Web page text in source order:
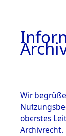
Wir
oberstes
Archivrecht.